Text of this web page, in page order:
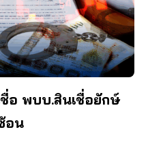
อ พบบ.สินเชื่อยักษ์
อน